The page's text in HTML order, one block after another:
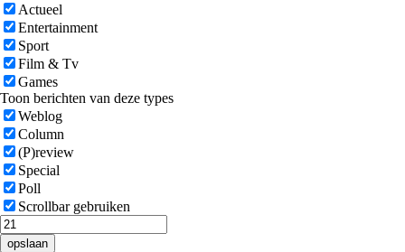
Actueel
Entertainment
Sport
Film & Tv
Games
Toon berichten van deze types
Weblog
Column
(P)review
Special
Poll
Scrollbar gebruiken
opslaan